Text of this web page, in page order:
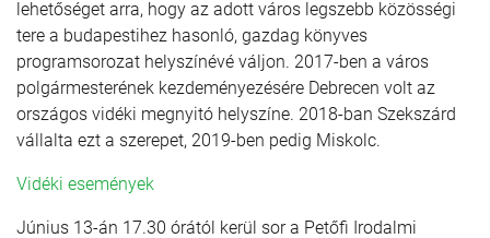
lehetőséget arra, hogy az adott város legszebb közösségi
tere a budapestihez hasonló, gazdag könyves
programsorozat helyszínévé váljon. 2017-ben a város
polgármesterének kezdeményezésére Debrecen volt az
országos vidéki megnyitó helyszíne. 2018-ban Szekszárd
vállalta ezt a szerepet, 2019-ben pedig Miskolc.
Vidéki események
Június 13-án 17.30 órától kerül sor a Petőfi Irodalmi